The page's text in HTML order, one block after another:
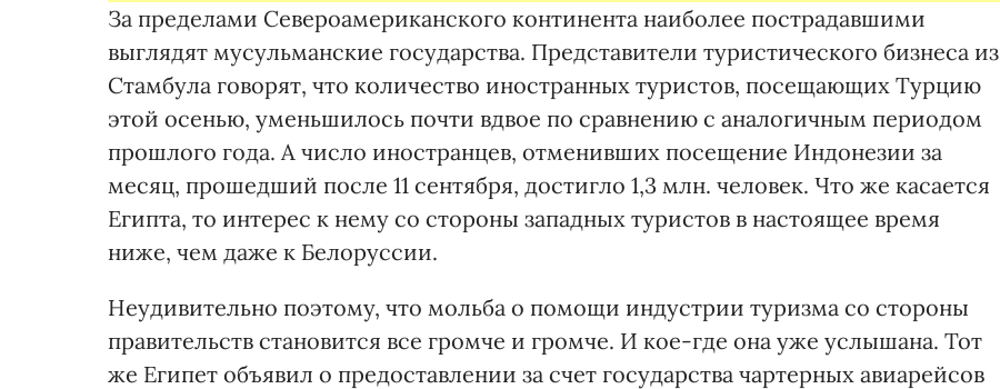
За пределами Североамериканского континента наиболее пострадавшими
выглядят мусульманские государства. Представители туристического бизнеса из
Стамбула говорят, что количество иностранных туристов, посещающих Турцию
этой осенью, уменьшилось почти вдвое по сравнению с аналогичным периодом
прошлого года. А число иностранцев, отменивших посещение Индонезии за
месяц, прошедший после 11 сентября, достигло 1,3 млн. человек. Что же касается
Египта, то интерес к нему со стороны западных туристов в настоящее время
ниже, чем даже к Белоруссии.
Неудивительно поэтому, что мольба о помощи индустрии туризма со стороны
правительств становится все громче и громче. И кое-где она уже услышана. Тот
же Египет объявил о предоставлении за счет государства чартерных авиарейсов